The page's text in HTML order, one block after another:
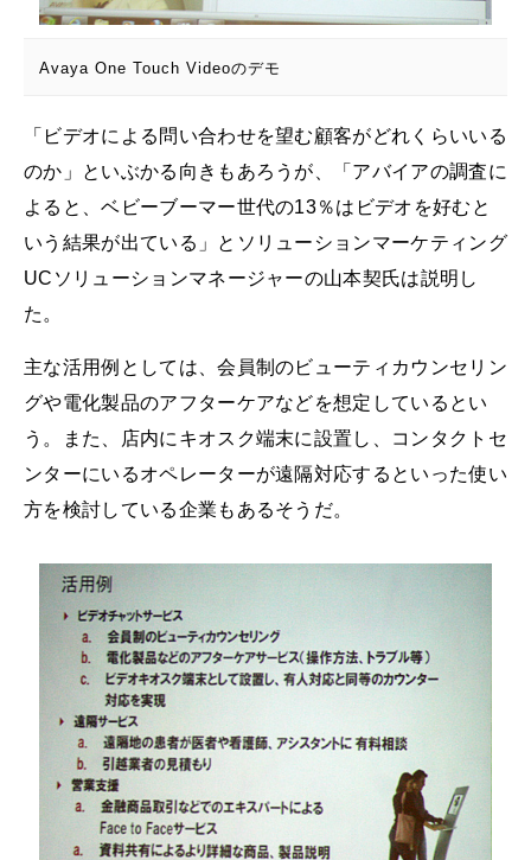
Avaya One Touch Videoのデモ
「ビデオによる問い合わせを望む顧客がどれくらいいる
のか」といぶかる向きもあろうが、「アバイアの調査に
よると、ベビーブーマー世代の13％はビデオを好むと
いう結果が出ている」とソリューションマーケティング
UCソリューションマネージャーの山本契氏は説明し
た。
主な活用例としては、会員制のビューティカウンセリン
グや電化製品のアフターケアなどを想定しているとい
う。また、店内にキオスク端末に設置し、コンタクトセ
ンターにいるオペレーターが遠隔対応するといった使い
方を検討している企業もあるそうだ。